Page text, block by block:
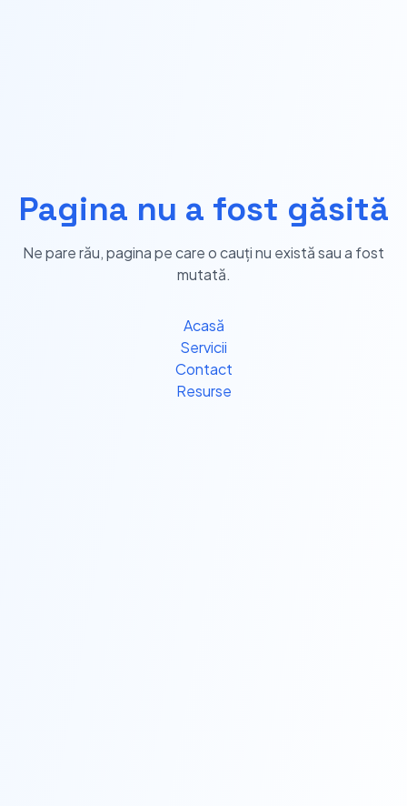
Pagina nu a fost găsită
Ne pare rău, pagina pe care o cauți nu există sau a fost
mutată.
Acasă
Servicii
Contact
Resurse